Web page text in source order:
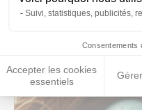
Suivi, statistiques, publicités,
Consentements
Accepter les cookies
essentiels
coupez-les